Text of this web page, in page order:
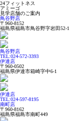
24フィットネス
アミーゴ
見学店舗のご案内
鳥谷野店
〒960-8152
福島県福島市鳥谷野字岩田52-1
鳥谷野店
TEL:024-572-3393
伊達店
〒960-0502
福島県伊達市箱崎字中6-1
伊達店
TEL:024-597-8195
南町店
〒960-8162
福島県福島市南町449